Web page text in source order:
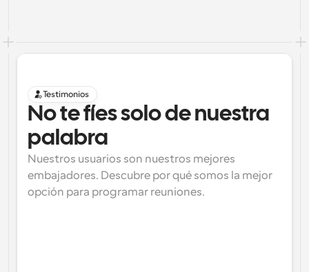
Testimonios
No te fíes solo de nuestra
palabra
Nuestros usuarios son nuestros mejores
embajadores. Descubre por qué somos la mejor
opción para programar reuniones.